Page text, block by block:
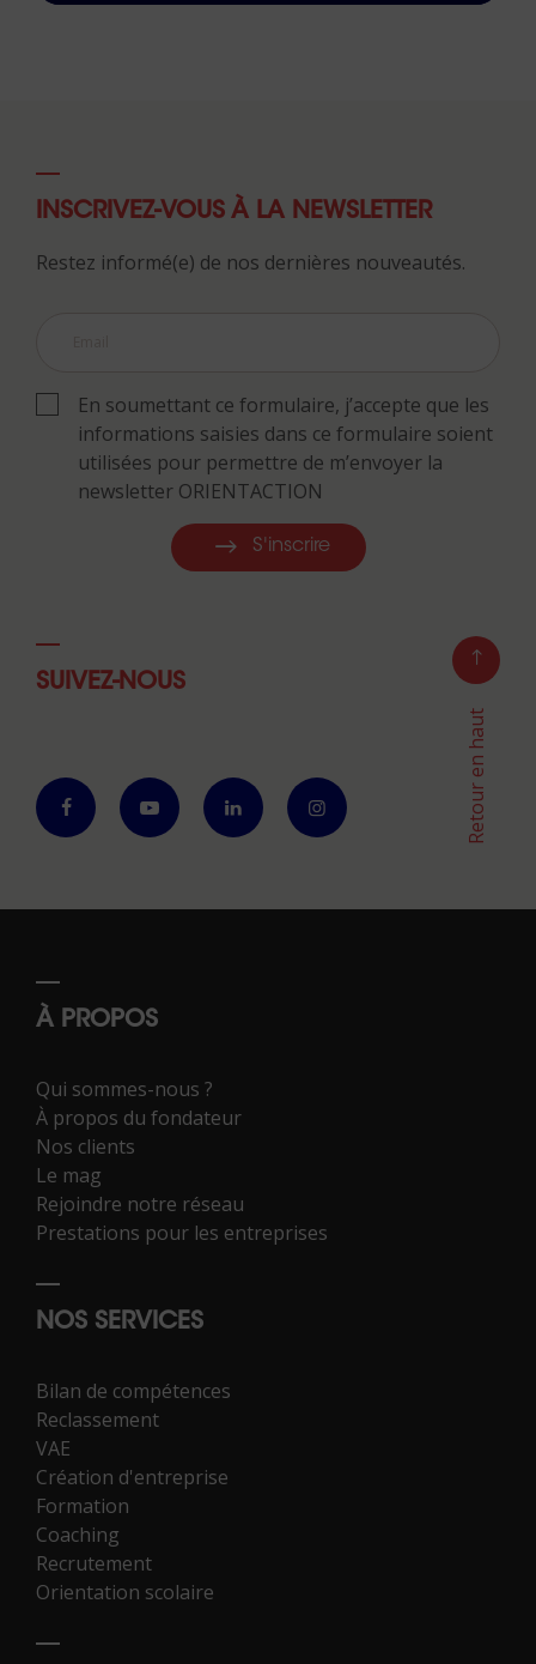
INSCRIVEZ-VOUS À LA NEWSLETTER
Restez informé(e) de nos dernières nouveautés.
En soumettant ce formulaire, j’accepte que les
informations saisies dans ce formulaire soient
utilisées pour permettre de m’envoyer la
newsletter ORIENTACTION
S'inscrire
SUIVEZ-NOUS
Retour en haut
À PROPOS
Qui sommes-nous ?
À propos du fondateur
Nos clients
Le mag
Rejoindre notre réseau
Prestations pour les entreprises
NOS SERVICES
Bilan de compétences
Reclassement
VAE
Création d'entreprise
Formation
Coaching
Recrutement
Orientation scolaire